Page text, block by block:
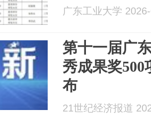
广东工业大学
第十一届广
秀成果奖500
布
21世纪经济报道